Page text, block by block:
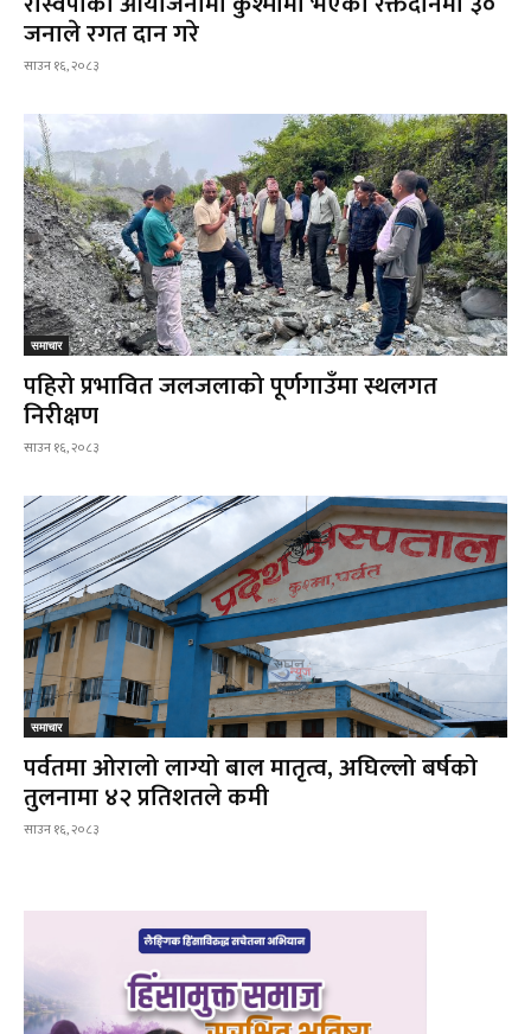
जनाले रगत दान गरे
साउन १६, २०८३
समाचार
पहिरो प्रभावित जलजलाको पूर्णगाउँमा स्थलगत
निरीक्षण
साउन १६, २०८३
समाचार
पर्वतमा ओरालो लाग्यो बाल मातृत्व, अघिल्लो बर्षको
तुलनामा ४२ प्रतिशतले कमी
साउन १६, २०८३